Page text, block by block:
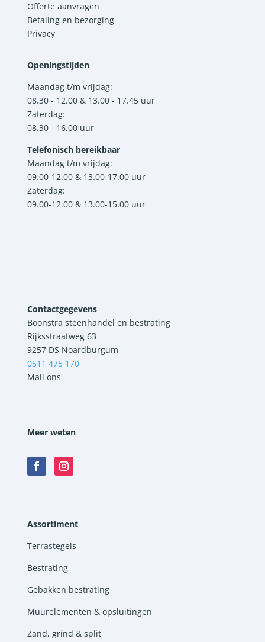
Offerte aanvragen
Betaling en bezorging
Privacy
Openingstijden
Maandag t/m vrijdag:
08.30 - 12.00 & 13.00 - 17.45 uur
Zaterdag:
08.30 - 16.00 uur
Telefonisch bereikbaar
Maandag t/m vrijdag:
09.00-12.00 & 13.00-17.00 uur
Zaterdag:
09.00-12.00 & 13.00-15.00 uur
Contactgegevens
Boonstra steenhandel en bestrating
Rijksstraatweg 63
9257 DS Noardburgum
0511 475 170
Mail ons
Meer weten
Assortiment
Terrastegels
Bestrating
Gebakken bestrating
Muurelementen & opsluitingen
Zand, grind & split